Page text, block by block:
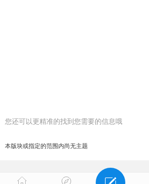
您还可以更精准的找到您需要的信息哦
本版块或指定的范围内尚无主题